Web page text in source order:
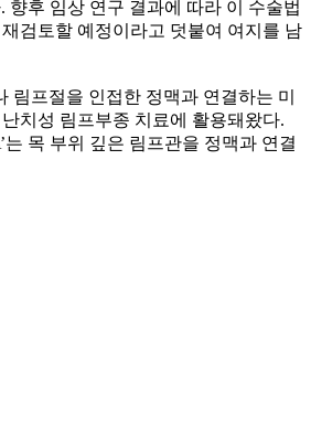
향후 임상 연구 결과에 따라 이 수술법
검토할 예정이라고 덧붙여 여지를 남
림프절을 인접한 정맥과 연결하는 미
치성 림프부종 치료에 활용돼왔다.
는 목 부위 깊은 림프관을 정맥과 연결